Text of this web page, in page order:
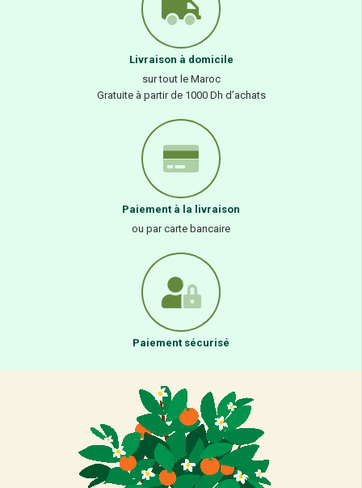
Livraison à domicile
sur tout le Maroc
Gratuite à partir de 1000 Dh d’achats
Paiement à la livraison
ou par carte bancaire
Paiement sécurisé